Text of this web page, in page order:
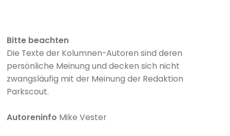
Bitte beachten
Die Texte der Kolumnen-Autoren sind deren
persönliche Meinung und decken sich nicht
zwangsläufig mit der Meinung der Redaktion
Parkscout.
Autoreninfo Mike Vester